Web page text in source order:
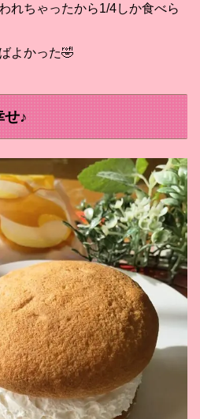
れちゃったから1/4しか食べら
よかった🤣
せ♪